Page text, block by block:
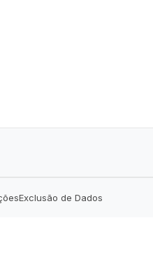
Exclusão de Dados